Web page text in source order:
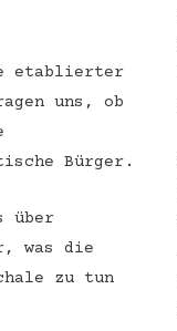
etablierter
uns, ob
Bürger.
über
was die
zu tun